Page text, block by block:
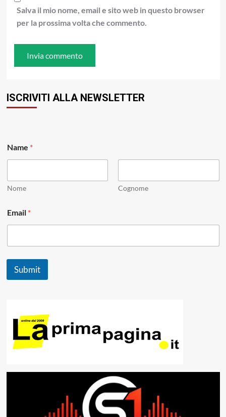
Salva il mio nome, email e sito web in questo browser
per la prossima volta che commento.
ISCRIVITI ALLA NEWSLETTER
*
N
m
e
Name *
Nome Cognome
Email *
Submit